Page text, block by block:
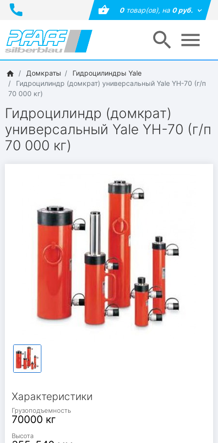
0товар(ов),на0 руб.
Домкраты
Гидроцилиндры Yale
Гидроцилиндр (домкрат) универсальный Yale YH-70 (г/п
70 000 кг)
Гидроцилиндр (домкрат)
универсальный Yale YH-70 (г/п
70 000 кг)
Характеристики
Грузоподъемность
70000 кг
Высота